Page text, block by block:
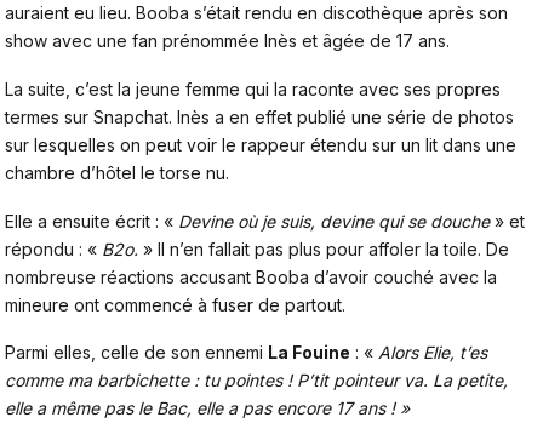
auraient eu lieu. Booba s’était rendu en discothèque après son
show avec une fan prénommée Inès et âgée de 17 ans.
La suite, c’est la jeune femme qui la raconte avec ses propres
termes sur Snapchat. Inès a en effet publié une série de photos
sur lesquelles on peut voir le rappeur étendu sur un lit dans une
chambre d’hôtel le torse nu.
Elle a ensuite écrit : « Devine où je suis, devine qui se douche» et
répondu : « B2o. » Il n’en fallait pas plus pour affoler la toile. De
nombreuse réactions accusant Booba d’avoir couché avec la
mineure ont commencé à fuser de partout.
Parmi elles, celle de son ennemi La Fouine : « Alors Elie, t’es
comme ma barbichette : tu pointes ! P’tit pointeur va. La petite,
elle a même pas le Bac, elle a pas encore 17 ans ! »